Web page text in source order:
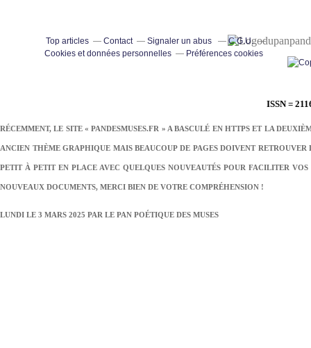
ISSN =
RÉCEMMENT, LE SITE « PANDESMUSES.FR » A BASCULÉ EN HTTPS ET LA
ANCIEN THÈME GRAPHIQUE MAIS BEAUCOUP DE PAGES DOIVENT
PETIT À PETIT EN PLACE AVEC QUELQUES NOUVEAUTÉS POUR FACILITER
NOUVEAUX DOCUMENTS, MERCI BIEN DE VOTRE COMPRÉHENSION !
LUNDI LE 3 MARS 2025 PAR LE PAN POÉTIQUE DES MUSES
Top articles Contact Signaler un abus
C.G.U.
Cookies et données personnelles
Préférences cookies